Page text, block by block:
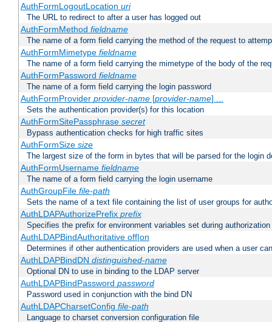
AuthFormLogoutLocation uri
The URL to redirect to after a user has logged out
AuthFormMethod fieldname
The name of a form field carrying the method of the request to
AuthFormMimetype fieldname
The name of a form field carrying the mimetype of the body of the
AuthFormPassword fieldname
The name of a form field carrying the login password
AuthFormProvider provider-name[provider-name] ...
Sets the authentication provider(s) for this location
AuthFormSitePassphrase secret
Bypass authentication checks for high traffic sites
AuthFormSize size
The largest size of the form in bytes that will be parsed for the login
AuthFormUsername fieldname
The name of a form field carrying the login username
AuthGroupFile file-path
Sets the name of a text file containing the list of user groups for
AuthLDAPAuthorizePrefix prefix
Specifies the prefix for environment variables set during authorization
AuthLDAPBindAuthoritative off|on
Determines if other authentication providers are used when a user
AuthLDAPBindDN distinguished-name
Optional DN to use in binding to the LDAP server
AuthLDAPBindPassword password
Password used in conjunction with the bind DN
AuthLDAPCharsetConfig file-path
Language to charset conversion configuration file